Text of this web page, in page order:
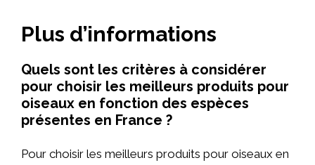
Plus d’informations
Quels sont les critères à considérer
pour choisir les meilleurs produits pour
oiseaux en fonction des espèces
présentes en France ?
Pour choisir les meilleurs produits pour oiseaux en